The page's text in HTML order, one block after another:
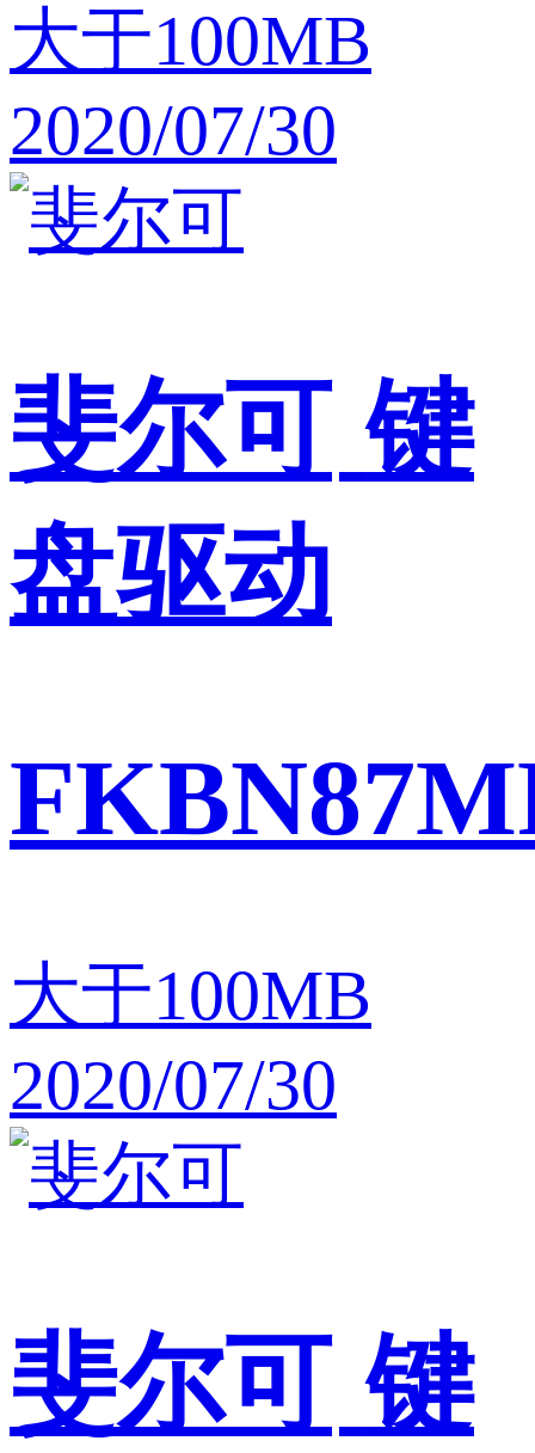
大于100MB
2020/07/30
斐尔可 键
盘驱动
大于100MB
2020/07/30
斐尔可 键